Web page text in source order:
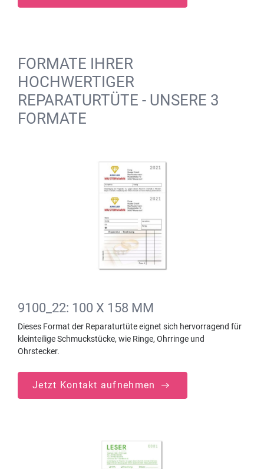
FORMATE IHRER
HOCHWERTIGER
REPARATURTÜTE - UNSERE 3
FORMATE
9100_22: 100 X 158 MM
Dieses Format der Reparaturtüte eignet sich hervorragend für
kleinteilige Schmuckstücke, wie Ringe, Ohrringe und
Ohrstecker.
Jetzt Kontakt aufnehmen